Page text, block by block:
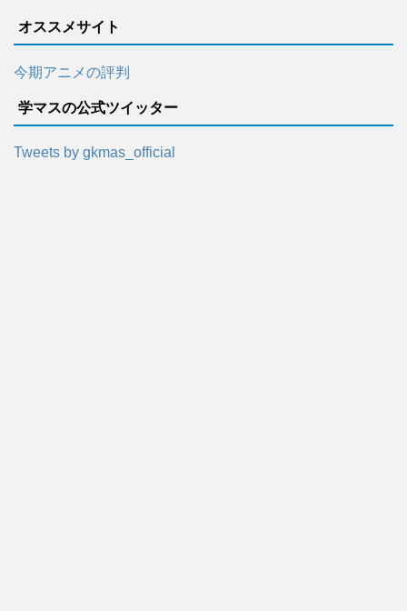
オススメサイト
今期アニメの評判
学マスの公式ツイッター
Tweets by gkmas_official